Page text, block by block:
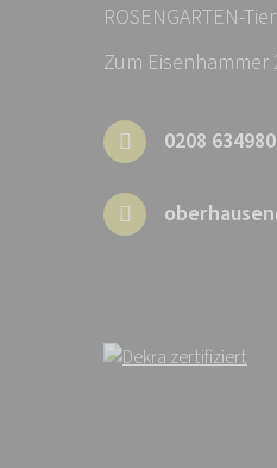
ROSENGARTEN-
Zum Eisenhammer
0208